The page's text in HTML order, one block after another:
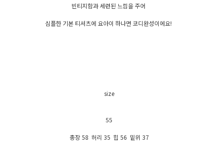
빈티지함과 세련된 느낌을 주어
심플한 기본 티셔츠에 요아이 하나면 코디완성이에요!
size
55
총장 58 허리 35 힙 56 밑위 37